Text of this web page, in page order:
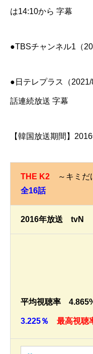
は14:10から 字幕
●TBSチャンネル1（
●日テレプラス（
話連続放送 字幕
【韓国放送期間】
THE K2 ～キミだ
全16話
2016年放送 tvN
平均視聴率
3.225％ 最高視聴